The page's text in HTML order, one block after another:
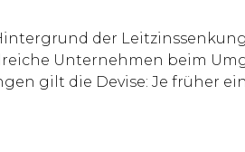
der
Unternehmen beim
gilt die Devise: Je früher